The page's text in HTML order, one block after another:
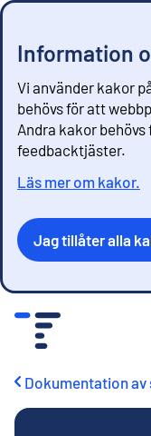
Information
Vi använder kakor
behövs för att
Andra kakor
feedbacktjäster.
Läs mer om kakor.
Jag tillåter alla
Dokumentation